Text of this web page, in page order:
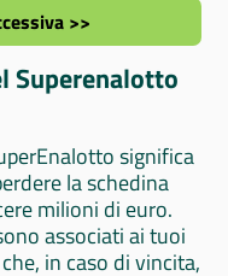
>>
Superenalotto
significa
la schedina
milioni di euro.
associati ai tuoi
in caso di vincita,